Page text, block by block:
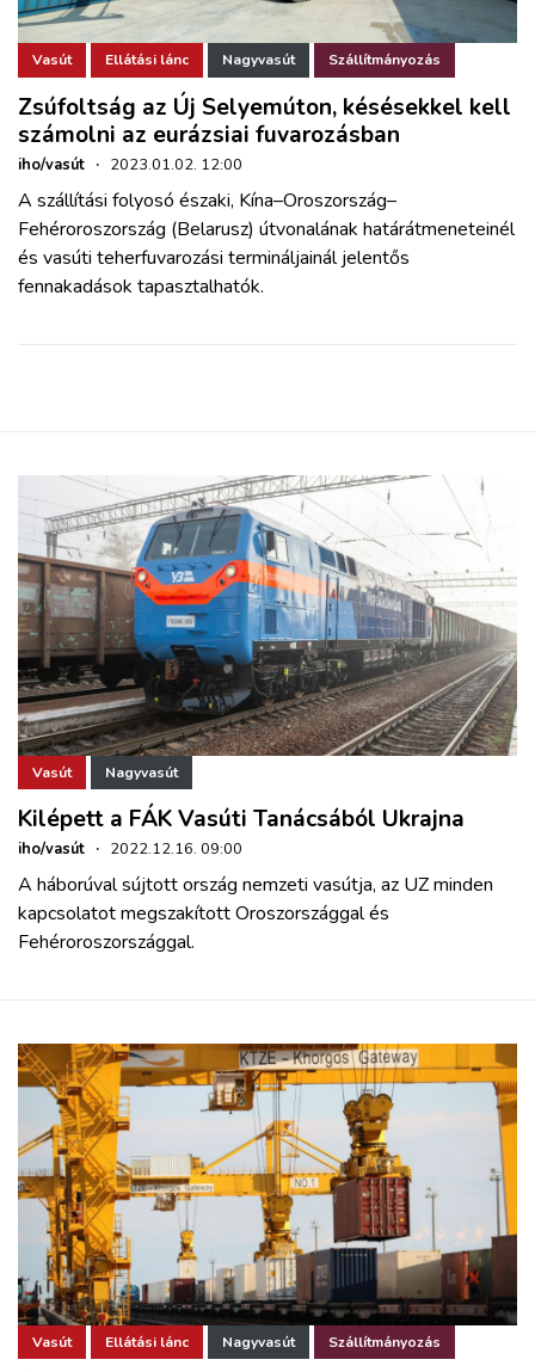
Vasút Ellátási lánc Nagyvasút Szállítmányozás
Zsúfoltság az Új Selyemúton, késésekkel kell
számolni az eurázsiai fuvarozásban
iho/vasút · 2023.01.02. 12:00
A szállítási folyosó északi, Kína–Oroszország–
Fehéroroszország (Belarusz) útvonalának határátmeneteinél
és vasúti teherfuvarozási termináljainál jelentős
fennakadások tapasztalhatók.
Vasút Nagyvasút
Kilépett a FÁK Vasúti Tanácsából Ukrajna
iho/vasút · 2022.12.16. 09:00
A háborúval sújtott ország nemzeti vasútja, az UZ minden
kapcsolatot megszakított Oroszországgal és
Fehéroroszországgal.
Vasút Ellátási lánc Nagyvasút Szállítmányozás